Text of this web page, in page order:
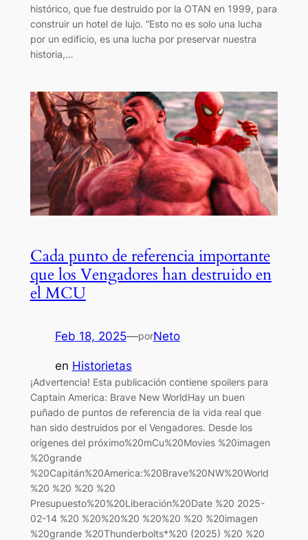
histórico, que fue destruido por la OTAN en 1999, para
construir un hotel de lujo. “Esto no es solo una lucha
por un edificio, es una lucha por preservar nuestra
historia,…
Cada punto de referencia importante
que los Vengadores han destruido en
el MCU
Feb 18, 2025—porNeto
en Historietas
¡Advertencia! Esta publicación contiene spoilers para
Captain America: Brave New WorldHay un buen
puñado de puntos de referencia de la vida real que
han sido destruidos por el Vengadores. Desde los
orígenes del próximo%20mCu%20Movies %20imagen
%20grande
%20Capitán%20America:%20Brave%20NW%20World
%20 %20 %20 %20
Presupuesto%20%20Liberación%20Date %20 2025-
02-14 %20 %20%20%20 %20%20 %20 %20imagen
%20grande %20Thunderbolts*%20 (2025) %20 %20